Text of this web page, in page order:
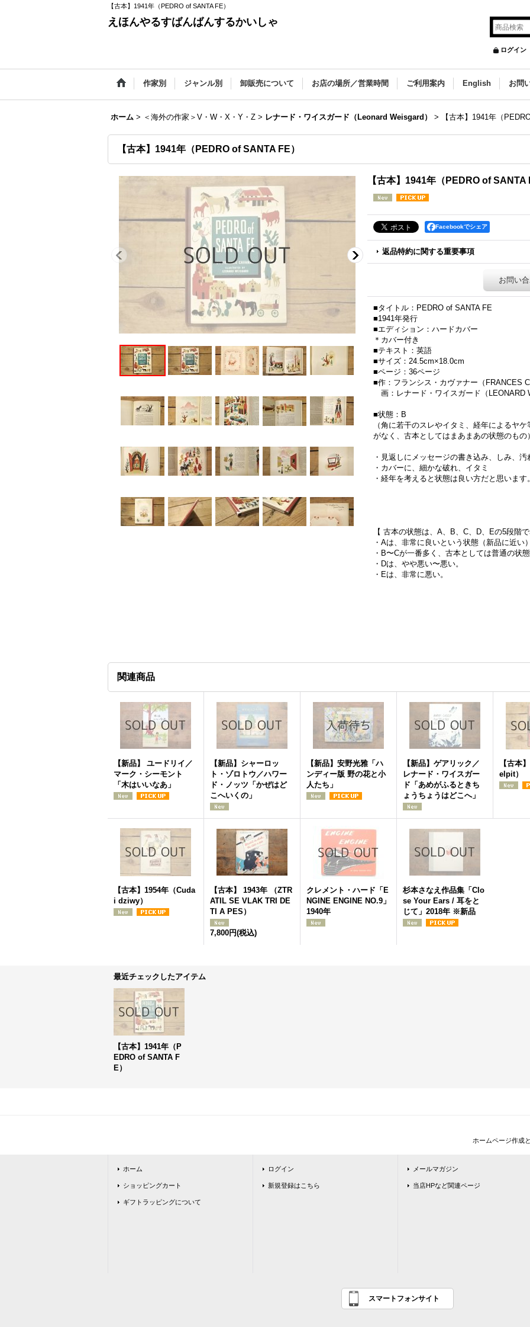
【古本】1941年（PEDRO of SANTA FE）
えほんやるすばんばんするかいしゃ
ログイン
作家別 ジャンル別 卸販売について お店の場所／営業時間 ご利用案内 English お問
ホーム > ＜海外の作家＞V・W・X・Y・Z > レナード・ワイスガード（Leonard Weisgard） > 【古本】1941年（
【古本】1941年（PEDRO of SANTA FE）
【古本】1941年（PEDRO of SANTA
Facebookでシェア
返品特約に関する重要事項
お問い
■タイトル：PEDRO of SANTA FE
■1941年発行
■エディション：ハードカバー
＊カバー付き
■テキスト：英語
■サイズ：24.5cm×18.0cm
■ページ：36ページ
■作：フランシス・カヴァナー（FRANCES
画：レナード・ワイスガード（LEONARD
■状態：B
（角に若干のスレやイタミ、経年によるヤ
がなく、古本としてはまあまあの状態のもの
・見返しにメッセージの書き込み、しみ、汚
・カバーに、細かな破れ、イタミ
・経年を考えると状態は良い方だと思います
【 古本の状態は、A、B、C、D、Eの5段階
・Aは、非常に良いという状態（新品に近い
・B〜Cが一番多く、古本としては普通の状
・Dは、やや悪い〜悪い。
・Eは、非常に悪い。
関連商品
【新品】 ユードリイ／
マーク・シーモント
「木はいいなあ」
【新品】シャーロッ
ト・ゾロトウ／ハワー
ド・ノッツ「かぜはど
こへいくの」
【新品】安野光雅「ハ
ンディー版 野の花と小
人たち」
【新品】ゲアリック／
レナード・ワイスガー
ド「あめがふるときち
ょうちょうはどこへ」
【古本
elpit）
【古本】1954年（Cuda
i dziwy）
【古本】 1943年 （ZTR
ATIL SE VLAK TRI DE
TI A PES）
7,800円(税込)
クレメント・ハード「E
NGINE ENGINE NO.9」
1940年
杉本さなえ作品集「Clo
se Your Ears / 耳をと
じて」2018年 ※新品
最近チェックしたアイテム
【古本】1941年（P
EDRO of SANTA F
E）
ホームページ作成
ホーム
ショッピングカート
ギフトラッピングについて
ログイン
新規登録はこちら
メールマガジン
当店HPなど関連ページ
スマートフォンサイト